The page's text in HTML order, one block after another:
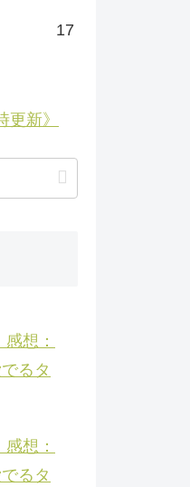
17
新》
想：
るタ
想：
るタ